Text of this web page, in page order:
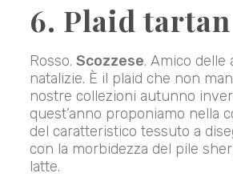
6. Plaid tartan
Rosso.Scozzese. Amico delle
natalizie. È il plaid che non
nostre collezioni autunno
quest’anno proponiamo nella
del caratteristico tessuto a
con la morbidezza del pile
latte.